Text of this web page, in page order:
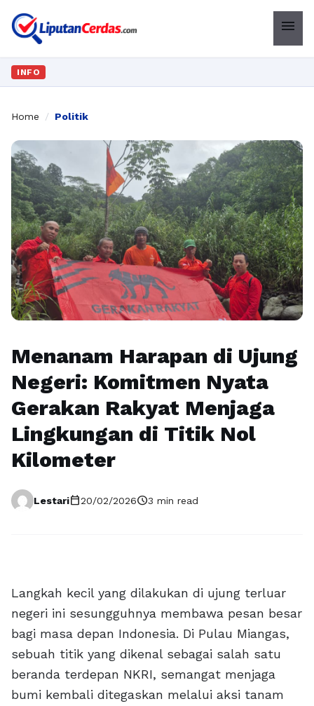
menu
INFO
Home / Politik
Menanam Harapan di Ujung
Negeri: Komitmen Nyata
Gerakan Rakyat Menjaga
Lingkungan di Titik Nol
Kilometer
Lestaricalendar_today20/02/2026schedule3 min read
Langkah kecil yang dilakukan di ujung terluar
negeri ini sesungguhnya membawa pesan besar
bagi masa depan Indonesia. Di Pulau Miangas,
sebuah titik yang dikenal sebagai salah satu
beranda terdepan NKRI, semangat menjaga
bumi kembali ditegaskan melalui aksi tanam